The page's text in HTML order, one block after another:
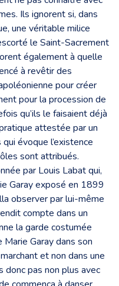
Ils ignorent si, dans
une véritable milice
le Saint-Sacrement
également à quelle
à revêtir des
pour créer
pour la procession de
qu’ils le faisaient déjà
attestée par un
évoque l’existence
sont attribués.
par Louis Labat qui,
Garay exposé en 1899
observer par lui-même
compte dans un
la garde costumée
Garay dans son
et non dans une
donc pas non plus avec